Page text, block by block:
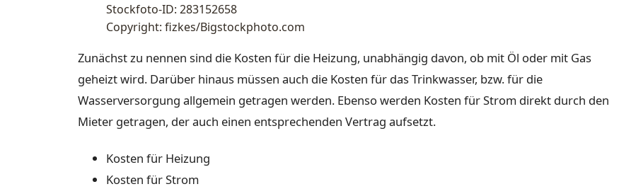
Stockfoto-ID: 283152658
Copyright: fizkes/Bigstockphoto.com
Zunächst zu nennen sind die Kosten für die Heizung, unabhängig davon, ob mit Öl oder mit Gas
geheizt wird. Darüber hinaus müssen auch die Kosten für das Trinkwasser, bzw. für die
Wasserversorgung allgemein getragen werden. Ebenso werden Kosten für Strom direkt durch den
Mieter getragen, der auch einen entsprechenden Vertrag aufsetzt.
Kosten für Heizung
Kosten für Strom